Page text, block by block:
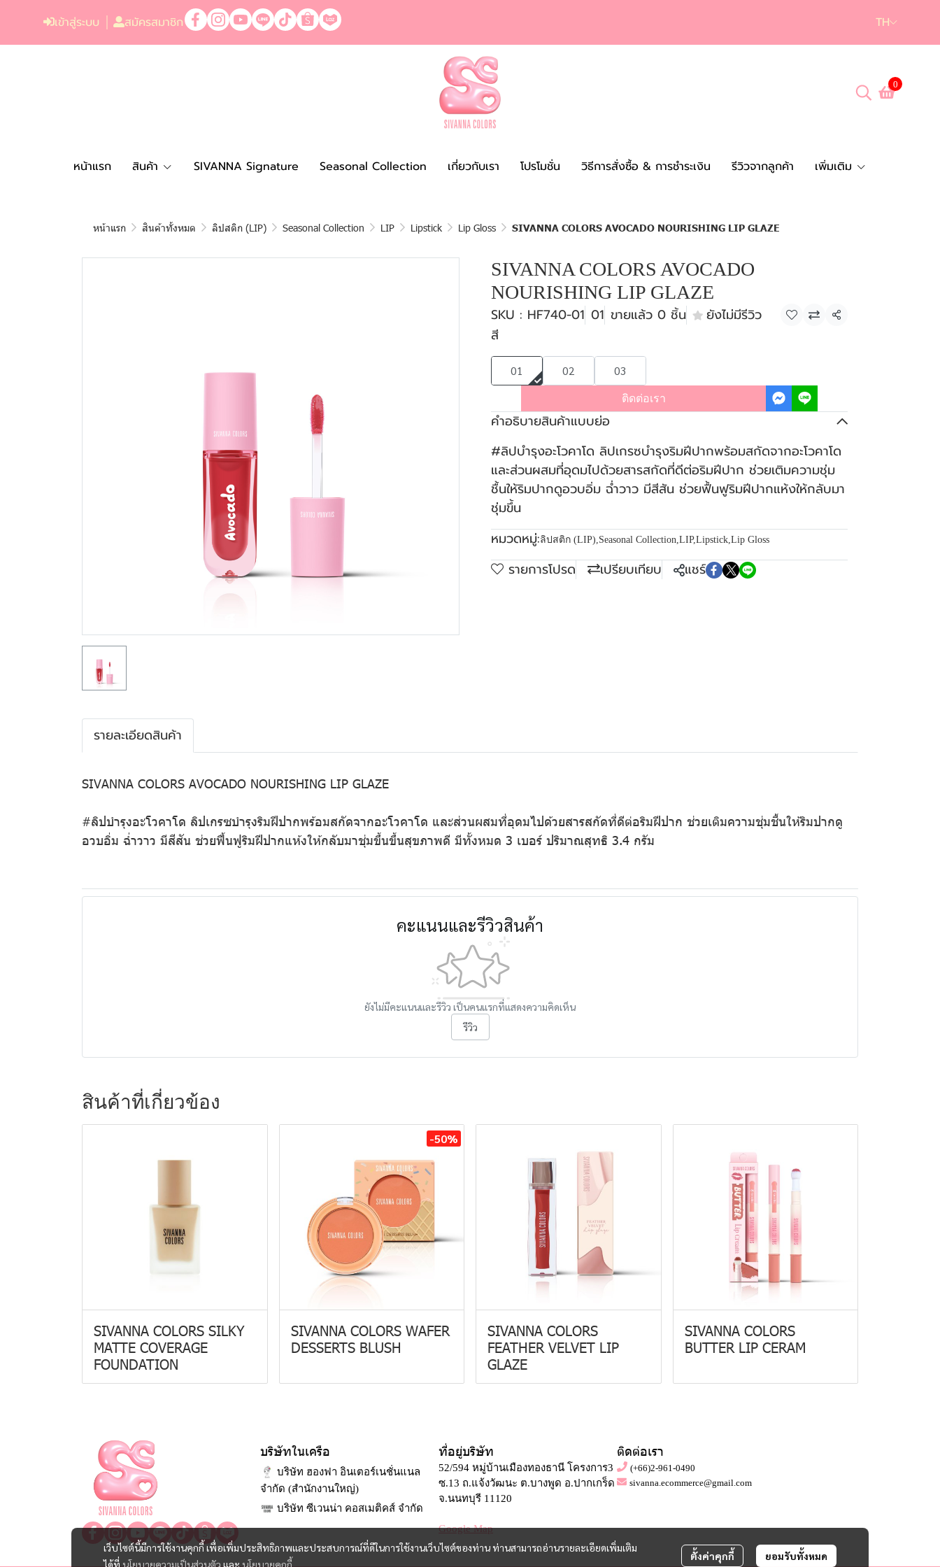
เข้าสู่ระบบ สมัครสมาชิก TH
0
หน้าแรก สินค้า SIVANNA Signature Seasonal Collection เกี่ยวกับเรา โปรโมชั่น วิธีการสั่งซื้อ & การชำระเงิน รีวิวจากลูกค้า เพิ่มเติม
หน้าแรก สินค้าทั้งหมด ลิปสติก (LIP) Seasonal Collection LIP Lipstick Lip Gloss SIVANNA COLORS AVOCADO NOURISHING LIP GLAZE
SIVANNA COLORS AVOCADO
NOURISHING LIP GLAZE
SKU : HF740-01 01 ขายแล้ว 0 ชิ้น ยังไม่มีรีวิว แชร์
สี
01 02 03
ติดต่อเรา
คำอธิบายสินค้าแบบย่อ
#ลิปบำรุงอะโวคาโด ลิปเกรซบำรุงริมฝีปากพร้อมสกัดจากอะโวคาโด
และส่วนผสมที่อุดมไปด้วยสารสกัดที่ดีต่อริมฝีปาก ช่วยเติมความชุ่ม
ชื้นให้ริมปากดูอวบอิ่ม ฉ่ำวาว มีสีสัน ช่วยฟื้นฟูริมฝีปากแห้งให้กลับมา
ชุ่มขึ้น
หมวดหมู่:ลิปสติก (LIP),Seasonal Collection,LIP,Lipstick,Lip Gloss
รายการโปรด เปรียบเทียบ แชร์
รายละเอียดสินค้า
SIVANNA COLORS AVOCADO NOURISHING LIP GLAZE
#ลิปบำรุงอะโวคาโด ลิปเกรซบำรุงริมฝีปากพร้อมสกัดจากอะโวคาโด และส่วนผสมที่อุดมไปด้วยสารสกัดที่ดีต่อริมฝีปาก ช่วยเติมความชุ่มชื้นให้ริมปากดู
อวบอิ่ม ฉ่ำวาว มีสีสัน ช่วยฟื้นฟูริมฝีปากแห้งให้กลับมาชุ่มขึ้นขึ้นสุขภาพดี มีทั้งหมด 3 เบอร์ ปริมาณสุทธิ 3.4 กรัม
คะแนนและรีวิวสินค้า
ยังไม่มีคะแนนและรีวิว เป็นคนแรกที่แสดงความคิดเห็น
รีวิว
สินค้าที่เกี่ยวข้อง
SIVANNA COLORS SILKY
MATTE COVERAGE
FOUNDATION
-50%
SIVANNA COLORS WAFER
DESSERTS BLUSH
SIVANNA COLORS
FEATHER VELVET LIP
GLAZE
SIVANNA COLORS
BUTTER LIP CERAM
เว็บไซต์นี้มีการใช้งานคุกกี้ เพื่อเพิ่มประสิทธิภาพและประสบการณ์ที่ดีในการใช้งานเว็บไซต์ของท่าน ท่านสามารถอ่านรายละเอียดเพิ่มเติม
ได้ที่ นโยบายความเป็นส่วนตัว และ นโยบายคุกกี้
ตั้งค่าคุกกี้ ยอมรับทั้งหมด
บริษัทในเครือ
บริษัท ฮองฟา อินเตอร์เนชั่นแนล
จำกัด (สำนักงานใหญ่)
บริษัท ซีเวนน่า คอสเมติคส์ จำกัด
ที่อยู่บริษัท
52/594 หมู่บ้านเมืองทองธานี โครงการ3
ซ.13 ถ.แจ้งวัฒนะ ต.บางพูด อ.ปากเกร็ด
จ.นนทบุรี 11120
Google Map
ติดต่อเรา
(+66)2-961-0490
sivanna.ecommerce@gmail.com